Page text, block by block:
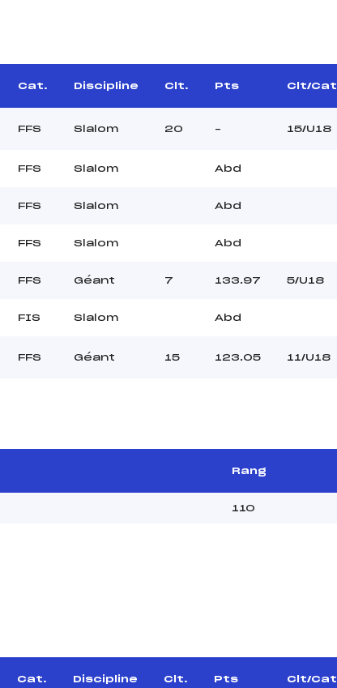
Cat. Discipline Clt. Pts Clt/Cat
FFS Slalom 20 – 15/U18
FFS Slalom Abd
FFS Slalom Abd
FFS Slalom Abd
FFS Géant 7 133.97 5/U18
FIS Slalom Abd
FFS Géant 15 123.05 11/U18
Rang
110
Cat. Discipline Clt. Pts Clt/Cat